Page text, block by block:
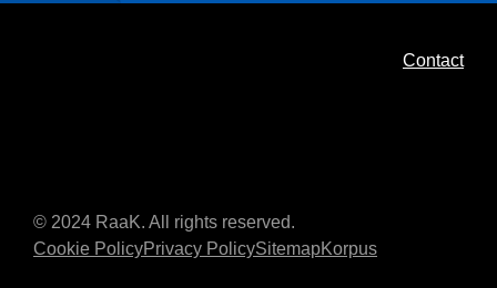
Contact
© 2024 RaaK. All rights reserved.
Cookie PolicyPrivacy PolicySitemapKorpus